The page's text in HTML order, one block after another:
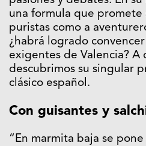
una formula que
puristas como a
¿habrá logrado
exigentes de Valencia? A
descubrimos su singular
clásico español.
Con guisantes y
“En marmita baja se